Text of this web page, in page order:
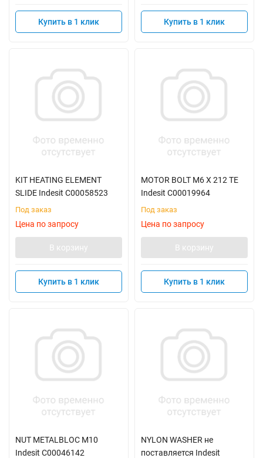
Купить в 1 клик Купить в 1 клик
KIT HEATING ELEMENT
SLIDE Indesit C00058523
Под заказ
Цена по запросу
В корзину
Купить в 1 клик
MOTOR BOLT M6 X 212 TE
Indesit C00019964
Под заказ
Цена по запросу
В корзину
Купить в 1 клик
NUT METALBLOC M10
Indesit C00046142
NYLON WASHER не
поставляется Indesit